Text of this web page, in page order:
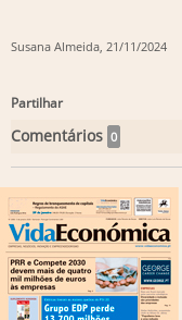
Susana Almeida, 21/11/2024
Partilhar
Comentários 0